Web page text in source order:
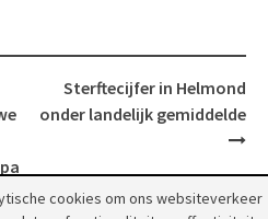
Sterftecijfer in Helmond
onder landelijk gemiddelde
cookies om ons websiteverkeer